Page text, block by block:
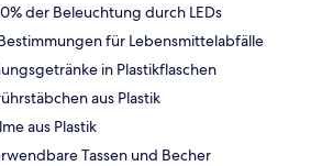
der Beleuchtung durch LEDs
für Lebensmittelabfälle
in Plastikflaschen
aus Plastik
aus Plastik
Tassen und Becher